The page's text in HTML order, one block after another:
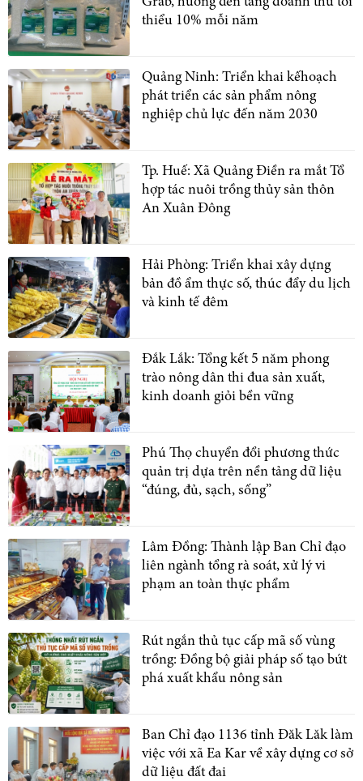
thiểu 10% mỗi năm
Quảng Ninh: Triển khai kếhoạch
phát triển các sản phẩm nông
nghiệp chủ lực đến năm 2030
Tp. Huế: Xã Quảng Điền ra mắt Tổ
hợp tác nuôi trồng thủy sản thôn
An Xuân Đông
Hải Phòng: Triển khai xây dựng
bản đồ ẩm thực số, thúc đẩy du lịch
và kinh tế đêm
Đắk Lắk: Tổng kết 5 năm phong
trào nông dân thi đua sản xuất,
kinh doanh giỏi bền vững
Phú Thọ chuyển đổi phương thức
quản trị dựa trên nền tảng dữ liệu
“đúng, đủ, sạch, sống”
Lâm Đồng: Thành lập Ban Chỉ đạo
liên ngành tổng rà soát, xử lý vi
phạm an toàn thực phẩm
Rút ngắn thủ tục cấp mã số vùng
trồng: Đồng bộ giải pháp số tạo bứt
phá xuất khẩu nông sản
Ban Chỉ đạo 1136 tỉnh Đăk Lăk làm
việc với xã Ea Kar về xây dựng cơ sở
dữ liệu đất đai